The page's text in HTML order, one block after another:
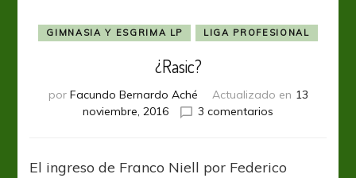
GIMNASIA Y ESGRIMA LP LIGA PROFESIONAL
¿Rasic?
por Facundo Bernardo Aché Actualizado en 13
noviembre, 2016
3 comentarios
El ingreso de Franco Niell por Federico